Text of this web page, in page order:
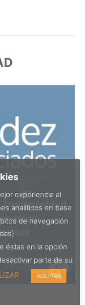
experiencia al
analíticos en base
de navegación
éstas en la opción
parte de su
ACEPTAR